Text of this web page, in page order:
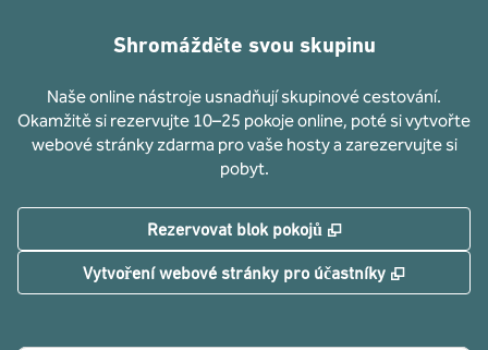
Shromážděte svou skupinu
Naše online nástroje usnadňují skupinové cestování.
Okamžitě si rezervujte 10–25 pokoje online, poté si vytvořte
webové stránky zdarma pro vaše hosty a zarezervujte si
pobyt.
Rezervovat blok pokojů ,
Vytvoření webové stránky pro účastníky ,